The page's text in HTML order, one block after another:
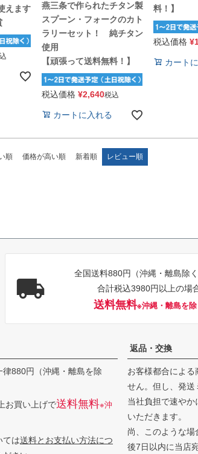
えます
燕三条で作られたチタン製
スプーン・フォークのカト
ラリーセット！ 純チタン
使用
【頑張って送料無料！】
税込価格 ¥2,640税込
カートに入れる
料！】
税込価格 ¥
カート
順 価格が高い順 新着順 レビュー順
全国送料880円（沖縄・離島除
合計税込3980円以上の場
送料無料※沖縄・離島を除
880円（沖縄・離島を除
お買い上げで送料無料※沖
ては送料とお支払い方法につ
返品・交換
お客様都合による
せん。但し、発送
当社負担で速やか
いただきます。
尚、このような
後7日以内に当店